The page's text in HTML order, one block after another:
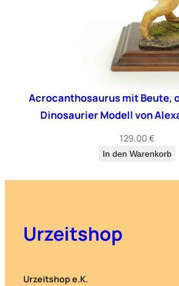
Acrocanthosaurus mit Beute,
Dinosaurier Modell von
129,00 €
In den Warenkorb
Urzeitshop
Urzeitshop e.K.